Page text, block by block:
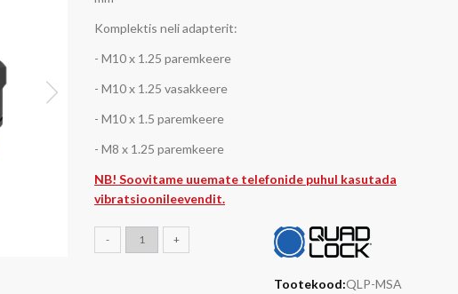
Komplektis neli adapterit:
- M10 x 1.25 paremkeere
- M10 x 1.25 vasakkeere
- M10 x 1.5 paremkeere
- M8 x 1.25 paremkeere
NB! Soovitame uuemate telefonide puhul kasutada
vibratsioonileevendit.
Tootekood:QLP-MSA
- +